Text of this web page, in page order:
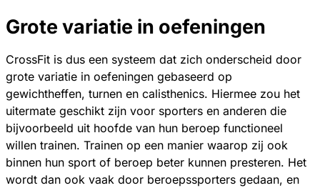
Grote variatie in oefeningen
CrossFit is dus een systeem dat zich onderscheid door
grote variatie in oefeningen gebaseerd op
gewichtheffen, turnen en calisthenics. Hiermee zou het
uitermate geschikt zijn voor sporters en anderen die
bijvoorbeeld uit hoofde van hun beroep functioneel
willen trainen. Trainen op een manier waarop zij ook
binnen hun sport of beroep beter kunnen presteren. Het
wordt dan ook vaak door beroepssporters gedaan, en